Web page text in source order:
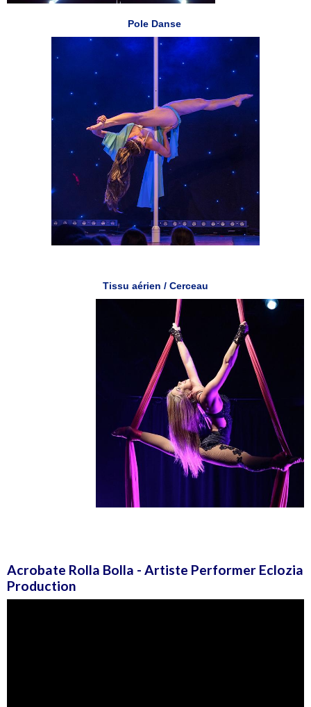
Pole Danse
Tissu aérien / Cerceau
Acrobate Rolla Bolla - Artiste Performer Eclozia
Production